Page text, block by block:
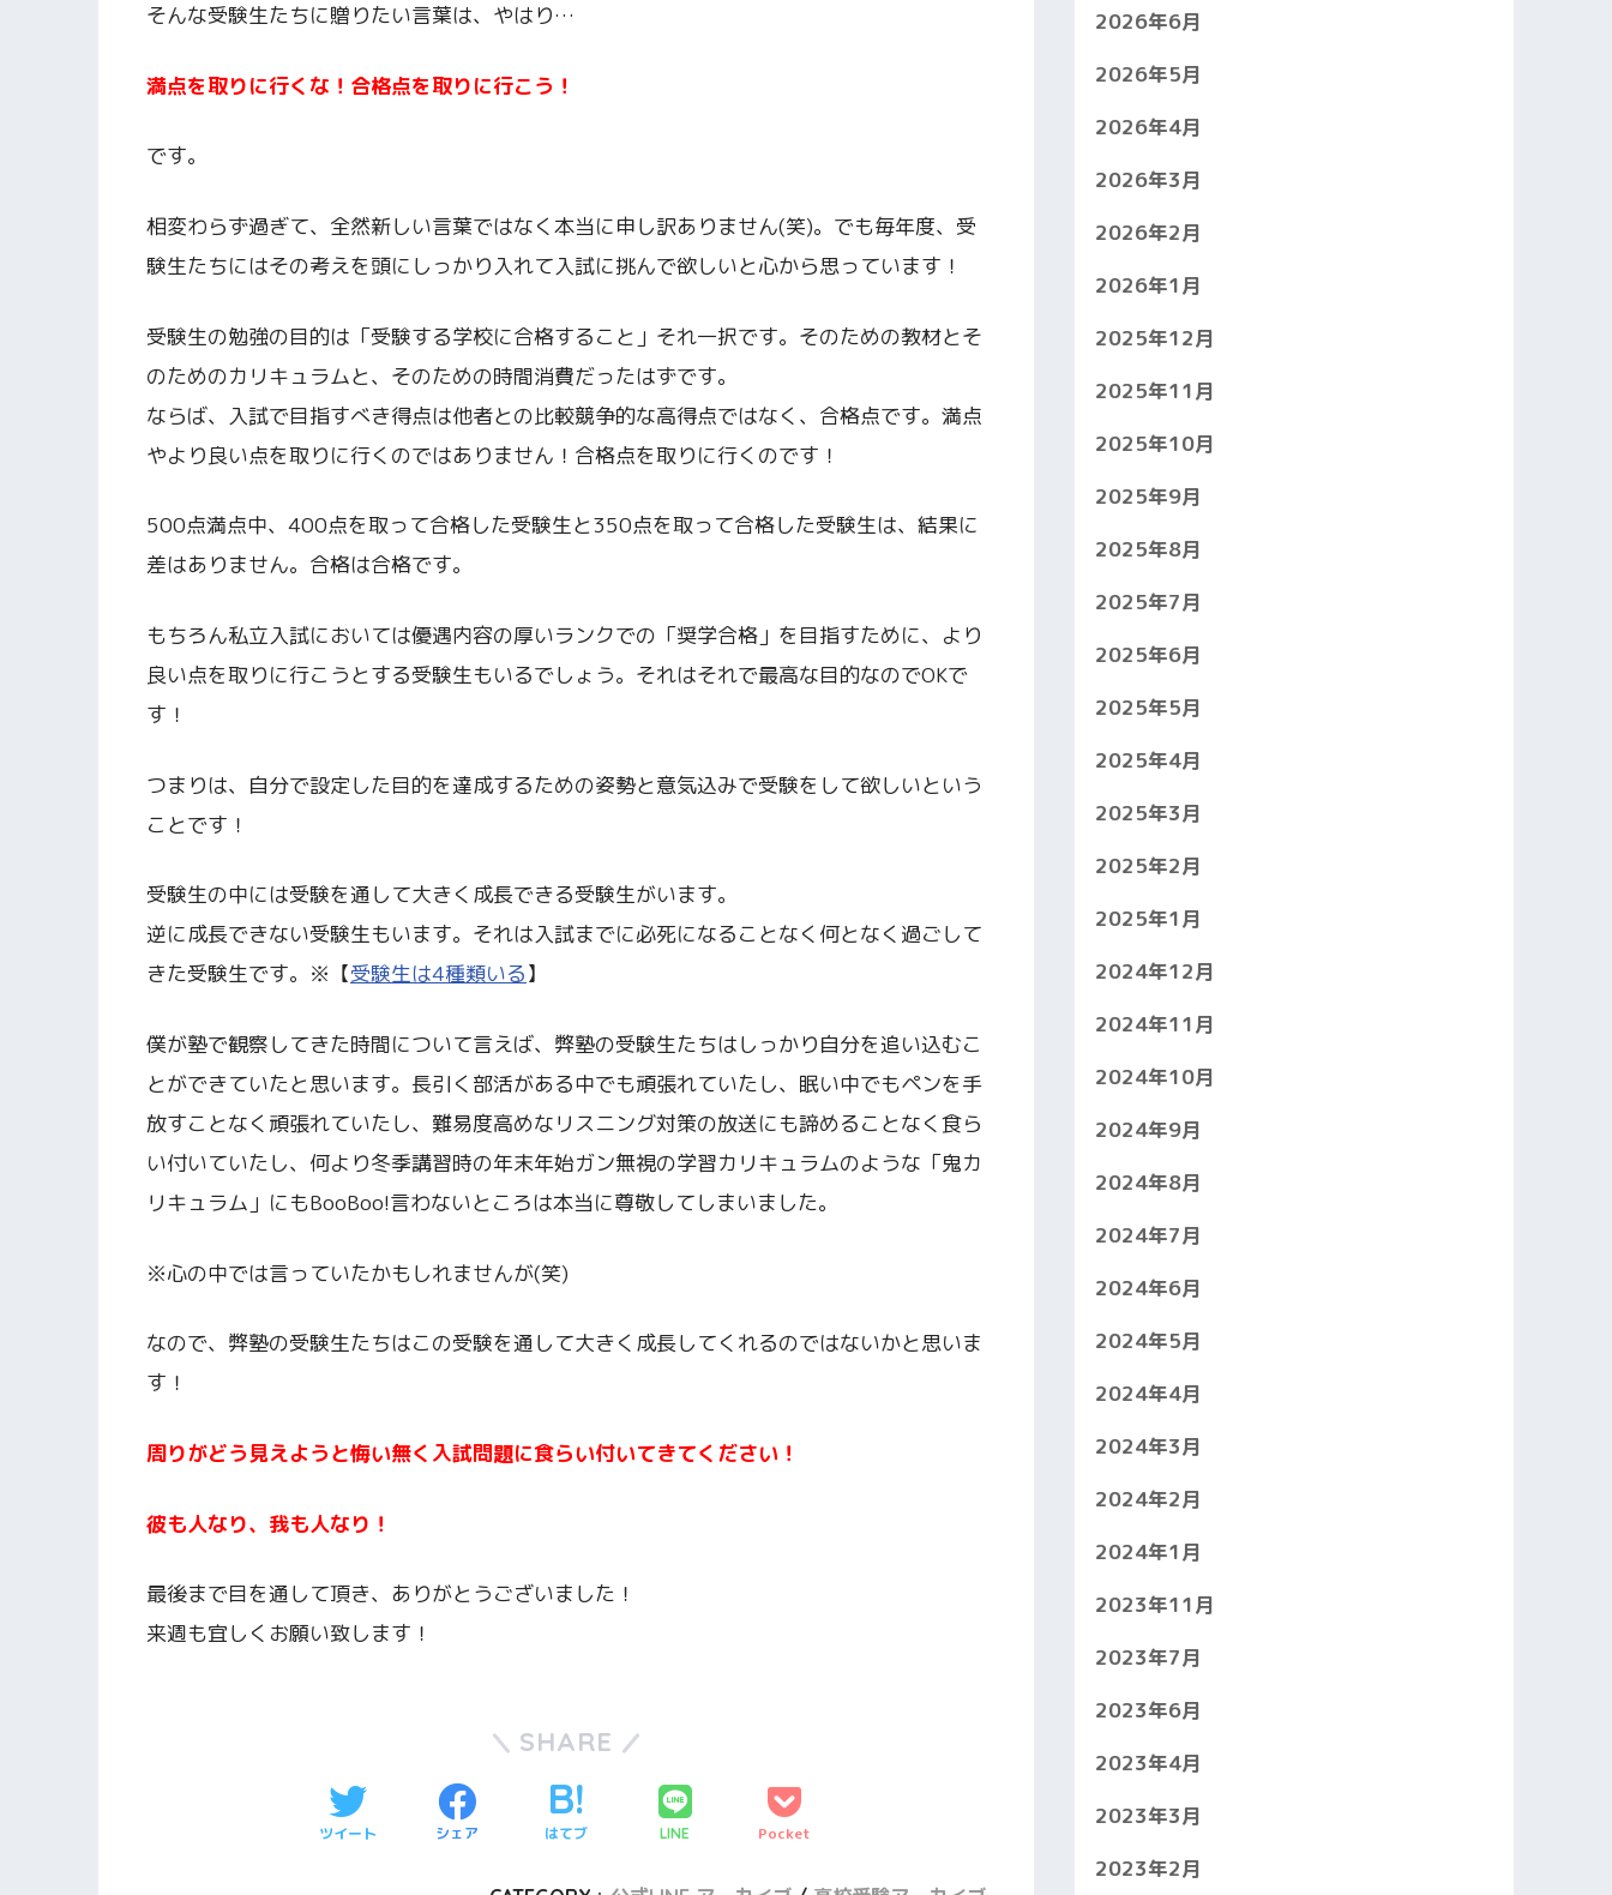
そんな受験生たちに贈りたい言葉は、やはり…
満点を取りに行くな！合格点を取りに行こう！
です。
相変わらず過ぎて、全然新しい言葉ではなく本当に申し訳ありません(笑)。でも毎年度、受
験生たちにはその考えを頭にしっかり入れて入試に挑んで欲しいと心から思っています！
受験生の勉強の目的は「受験する学校に合格すること」それ一択です。そのための教材とそ
のためのカリキュラムと、そのための時間消費だったはずです。
ならば、入試で目指すべき得点は他者との比較競争的な高得点ではなく、合格点です。満点
やより良い点を取りに行くのではありません！合格点を取りに行くのです！
500点満点中、400点を取って合格した受験生と350点を取って合格した受験生は、結果に
差はありません。合格は合格です。
もちろん私立入試においては優遇内容の厚いランクでの「奨学合格」を目指すために、より
良い点を取りに行こうとする受験生もいるでしょう。それはそれで最高な目的なのでOKで
す！
つまりは、自分で設定した目的を達成するための姿勢と意気込みで受験をして欲しいという
ことです！
受験生の中には受験を通して大きく成長できる受験生がいます。
逆に成長できない受験生もいます。それは入試までに必死になることなく何となく過ごして
きた受験生です。※【受験生は4種類いる】
僕が塾で観察してきた時間について言えば、弊塾の受験生たちはしっかり自分を追い込むこ
とができていたと思います。長引く部活がある中でも頑張れていたし、眠い中でもペンを手
放すことなく頑張れていたし、難易度高めなリスニング対策の放送にも諦めることなく食ら
い付いていたし、何より冬季講習時の年末年始ガン無視の学習カリキュラムのような「鬼カ
リキュラム」にもBooBoo!言わないところは本当に尊敬してしまいました。
※心の中では言っていたかもしれませんが(笑)
なので、弊塾の受験生たちはこの受験を通して大きく成長してくれるのではないかと思いま
す！
周りがどう見えようと悔い無く入試問題に食らい付いてきてください！
彼も人なり、我も人なり！
最後まで目を通して頂き、ありがとうございました！
来週も宜しくお願い致します！
SHARE
ツイート シェア はてブ LINE Pocket
2026年6月
2026年5月
2026年4月
2026年3月
2026年2月
2026年1月
2025年12月
2025年11月
2025年10月
2025年9月
2025年8月
2025年7月
2025年6月
2025年5月
2025年4月
2025年3月
2025年2月
2025年1月
2024年12月
2024年11月
2024年10月
2024年9月
2024年8月
2024年7月
2024年6月
2024年5月
2024年4月
2024年3月
2024年2月
2024年1月
2023年11月
2023年7月
2023年6月
2023年4月
2023年3月
2023年2月